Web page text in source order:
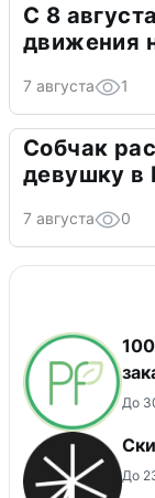
С 8
движения
7 августа 1
Собчак
девушку в
7 августа 0
До
До